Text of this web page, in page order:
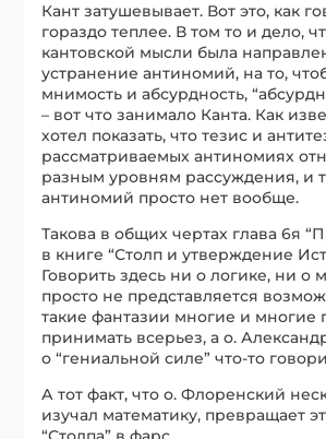
Кант затушевывает. Вот это, как
гораздо теплее. В том то и дело,
кантовской мысли была
устранение антиномий, на то,
мнимость и абсурдность,
– вот что занимало Канта. Как
хотел показать, что тезис и
рассматриваемых антиномиях
разным уровням рассуждения, и
антиномий просто нет вообще.
Такова в общих чертах глава 6я
в книге “Столп и утверждение
Говорить здесь ни о логике, ни о
просто не представляется
такие фантазии многие и многие
принимать всерьез, а о.
о “гениальной силе” что-то
А тот факт, что о. Флоренский
изучал математику, превращает